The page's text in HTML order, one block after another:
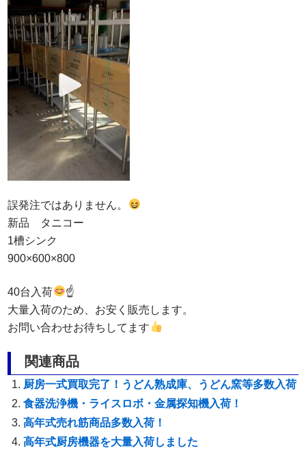
商品倉庫
Q&A
事業案内
ブログ
お問い合わせ
誤発注ではありません。
新品 タニコー
1槽シンク
900×600×800
40台入荷
☝
大量入荷のため、お安く販売します。
お問い合わせお待ちしてます
関連商品
厨房一式買取完了！うどん熟成庫、うどん窯等多数入荷
食器洗浄機・ライスロボ・金属探知機入荷！
高年式売れ筋商品多数入荷！
高年式厨房機器を大量入荷しました